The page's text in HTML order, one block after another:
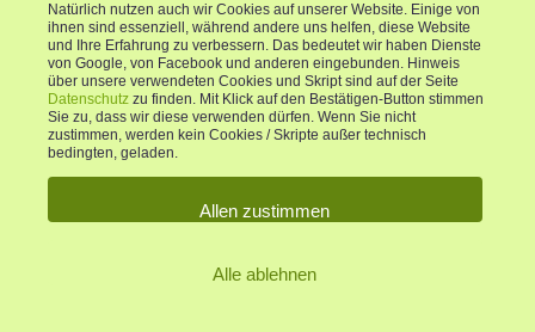
Datenschutz
AGB
Widerrufserklärung
Natürlich nutzen auch wir Cookies auf unserer Website. Einige von
ihnen sind essenziell, während andere uns helfen, diese Website
und Ihre Erfahrung zu verbessern. Das bedeutet wir haben Dienste
von Google, von Facebook und anderen eingebunden. Hinweis
über unsere verwendeten Cookies und Skript sind auf der Seite
Datenschutz zu finden. Mit Klick auf den Bestätigen-Button stimmen
Sie zu, dass wir diese verwenden dürfen. Wenn Sie nicht
zustimmen, werden kein Cookies / Skripte außer technisch
bedingten, geladen.
Allen zustimmen
Alle ablehnen